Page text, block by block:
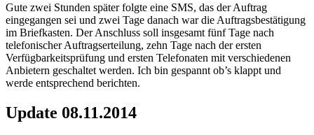
Gute zwei Stunden später folgte eine SMS, das der Auftrag
eingegangen sei und zwei Tage danach war die Auftragsbestätigung
im Briefkasten. Der Anschluss soll insgesamt fünf Tage nach
telefonischer Auftragserteilung, zehn Tage nach der ersten
Verfügbarkeitsprüfung und ersten Telefonaten mit verschiedenen
Anbietern geschaltet werden. Ich bin gespannt ob’s klappt und
werde entsprechend berichten.
Update 08.11.2014